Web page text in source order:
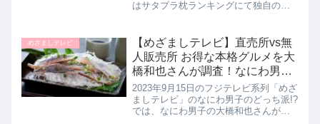
はサタプラ枕ランキングにて独自の方
す。人気の12種類をひたすら試して決
定した枕５品はどれも使い心地バツグ
ン！
めざましテレビ
【めざましテレビ】直売所vs無
人販売所 お得な本格グルメを大
橋和也さんが調査！なにわ男子
のどっち派!?9月15日
2023年9月15日のフジテレビ系列「めざ
ましテレビ」のなにわ男子のどっち派!?
では、なにわ男子の大橋和也さんがお